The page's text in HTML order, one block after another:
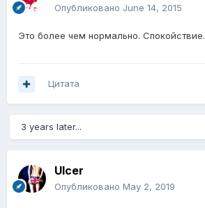
Опубликовано June 14, 2015
Это более чем нормально. Спокойствие.
Цитата
3 years later...
Ulcer
Опубликовано May 2, 2019